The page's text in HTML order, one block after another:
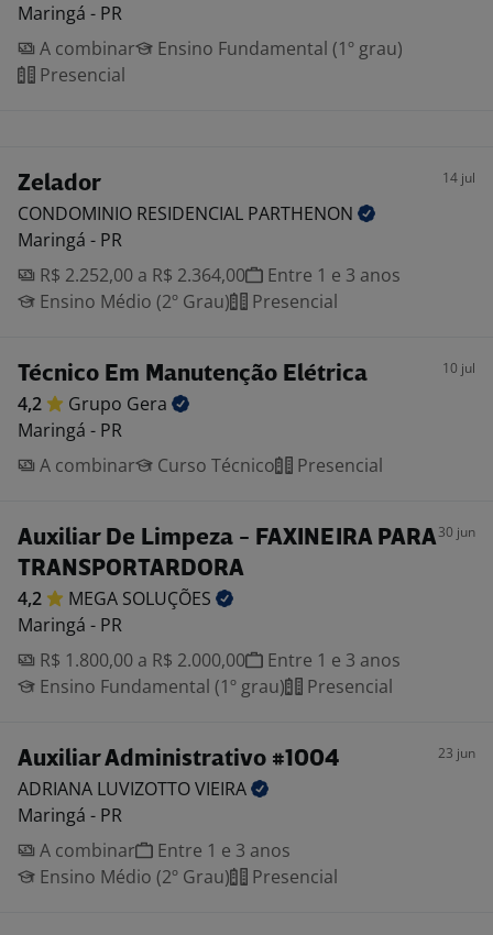
Maringá - PR
A combinar
Ensino Fundamental (1º grau)
Presencial
Zelador 14 jul
CONDOMINIO RESIDENCIAL PARTHENON
Maringá - PR
R$ 2.252,00 a R$ 2.364,00
Entre 1 e 3 anos
Ensino Médio (2º Grau)
Presencial
Técnico Em Manutenção Elétrica 10 jul
4,2 Grupo Gera
Maringá - PR
A combinar
Curso Técnico Presencial
Auxiliar De Limpeza - FAXINEIRA PARA
TRANSPORTARDORA
30 jun
4,2 MEGA SOLUÇÕES
Maringá - PR
R$ 1.800,00 a R$ 2.000,00
Entre 1 e 3 anos
Ensino Fundamental (1º grau)
Presencial
Auxiliar Administrativo #1004 23 jun
ADRIANA LUVIZOTTOVIEIRA
Maringá - PR
A combinar
Entre 1 e 3 anos
Ensino Médio (2º Grau)
Presencial